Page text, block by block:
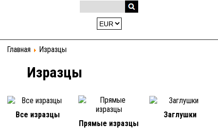
Главная Изразцы
Изразцы
Все изразцы
Прямые изразцы
Заглушки